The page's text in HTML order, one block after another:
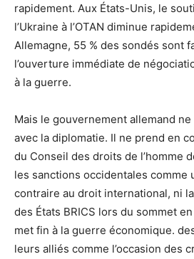
rapidement. Aux États-Unis, le
l’Ukraine à l’OTAN diminue
Allemagne, 55 % des sondés sont
l’ouverture immédiate de
à la guerre.
Mais le gouvernement allemand
avec la diplomatie. Il ne prend en
du Conseil des droits de l’homme
les sanctions occidentales comme
contraire au droit international, ni
des États BRICS lors du sommet
met fin à la guerre économique.
leurs alliés comme l’occasion des